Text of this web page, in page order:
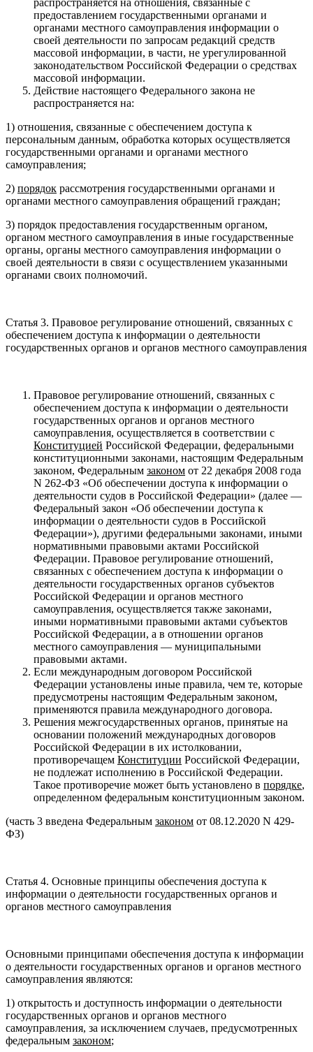
предоставлением государственными органами и
органами местного самоуправления информации о
своей деятельности по запросам редакций средств
массовой информации, в части, не урегулированной
законодательством Российской Федерации о средствах
массовой информации.
Действие настоящего Федерального закона не
распространяется на:
1) отношения, связанные с обеспечением доступа к
персональным данным, обработка которых осуществляется
государственными органами и органами местного
самоуправления;
2) порядок рассмотрения государственными органами и
органами местного самоуправления обращений граждан;
3) порядок предоставления государственным органом,
органом местного самоуправления в иные государственные
органы, органы местного самоуправления информации о
своей деятельности в связи с осуществлением указанными
органами своих полномочий.
Статья 3. Правовое регулирование отношений, связанных с
обеспечением доступа к информации о деятельности
государственных органов и органов местного самоуправления
Правовое регулирование отношений, связанных с
обеспечением доступа к информации о деятельности
государственных органов и органов местного
самоуправления, осуществляется в соответствии с
Конституцией Российской Федерации, федеральными
конституционными законами, настоящим Федеральным
законом, Федеральным законом от 22 декабря 2008 года
N 262-ФЗ «Об обеспечении доступа к информации о
деятельности судов в Российской Федерации» (далее —
Федеральный закон «Об обеспечении доступа к
информации о деятельности судов в Российской
Федерации»), другими федеральными законами, иными
нормативными правовыми актами Российской
Федерации. Правовое регулирование отношений,
связанных с обеспечением доступа к информации о
деятельности государственных органов субъектов
Российской Федерации и органов местного
самоуправления, осуществляется также законами,
иными нормативными правовыми актами субъектов
Российской Федерации, а в отношении органов
местного самоуправления — муниципальными
правовыми актами.
Если международным договором Российской
Федерации установлены иные правила, чем те, которые
предусмотрены настоящим Федеральным законом,
применяются правила международного договора.
Решения межгосударственных органов, принятые на
основании положений международных договоров
Российской Федерации в их истолковании,
противоречащем Конституции Российской Федерации,
не подлежат исполнению в Российской Федерации.
Такое противоречие может быть установлено в порядке,
определенном федеральным конституционным законом.
(часть 3 введена Федеральным законом от 08.12.2020 N 429-
ФЗ)
Статья 4. Основные принципы обеспечения доступа к
информации о деятельности государственных органов и
органов местного самоуправления
Основными принципами обеспечения доступа к информации
о деятельности государственных органов и органов местного
самоуправления являются:
1) открытость и доступность информации о деятельности
государственных органов и органов местного
самоуправления, за исключением случаев, предусмотренных
федеральным законом;